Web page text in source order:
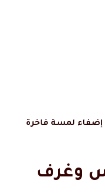
إضفاء لمسة فاخرة
وغرف